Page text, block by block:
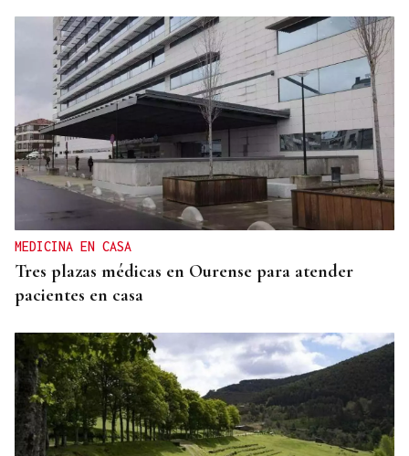
MEDICINA EN CASA
Tres plazas médicas en Ourense para atender
pacientes en casa